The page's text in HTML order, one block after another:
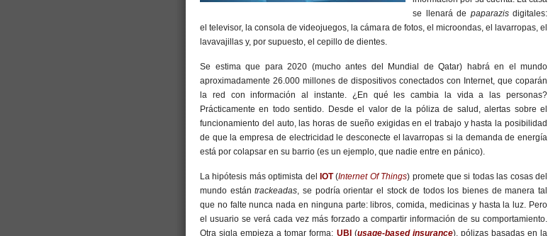
se llenará de paparazisdigitales:
el televisor, la consola de videojuegos, la cámara de fotos, el microondas, el lavarropas, el
lavavajillas y, por supuesto, el cepillo de dientes.
Se estima que para 2020 (mucho antes del Mundial de Qatar) habrá en el mundo
aproximadamente 26.000 millones de dispositivos conectados con Internet, que coparán
la red con información al instante. ¿En qué les cambia la vida a las personas?
Prácticamente en todo sentido. Desde el valor de la póliza de salud, alertas sobre el
funcionamiento del auto, las horas de sueño exigidas en el trabajo y hasta la posibilidad
de que la empresa de electricidad le desconecte el lavarropas si la demanda de energía
está por colapsar en su barrio (es un ejemplo, que nadie entre en pánico).
La hipótesis más optimista del IOT(Internet Of Things) promete que si todas las cosas del
mundo estántrackeadas, se podría orientar el stock de todos los bienes de manera tal
que no falte nunca nada en ninguna parte: libros, comida, medicinas y hasta la luz. Pero
el usuario se verá cada vez más forzado a compartir información de su comportamiento.
Otra sigla empieza a tomar forma: UBI (usage-based insurance), pólizas basadas en la